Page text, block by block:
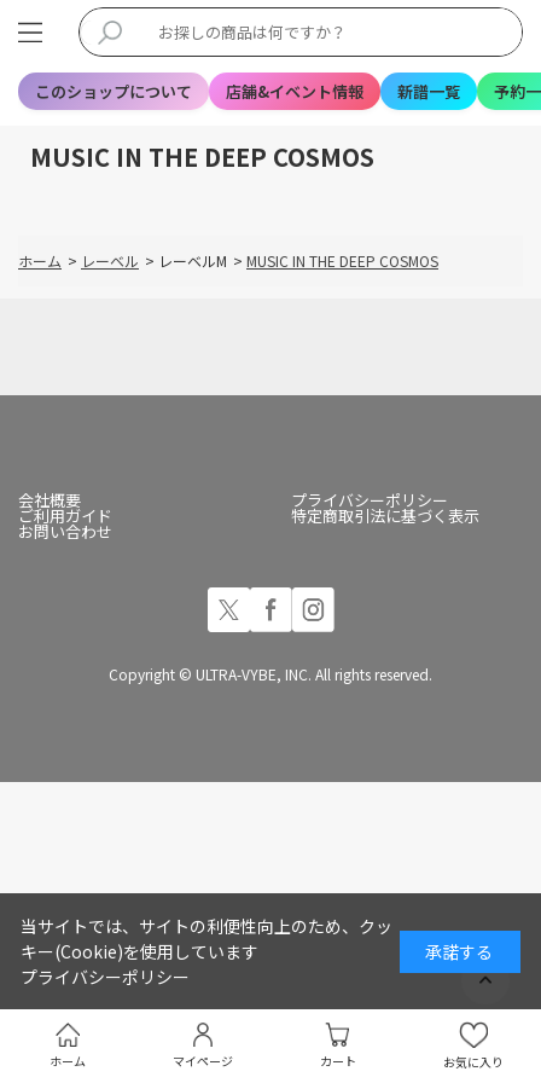
このショップについて 店舗&イベント情報 新譜一覧 予約
ホーム マイページ カート お気に入り
MUSIC IN THE DEEP COSMOS
ホーム > レーベル > レーベルM > MUSIC IN THE DEEP COSMOS
会社概要 プライバシーポリシー
ご利用ガイド 特定商取引法に基づく表示
お問い合わせ
Copyright © ULTRA-VYBE, INC. All rights reserved.
当サイトでは、サイトの利便性向上のため、クッ
キー(Cookie)を使用しています
プライバシーポリシー
承諾する